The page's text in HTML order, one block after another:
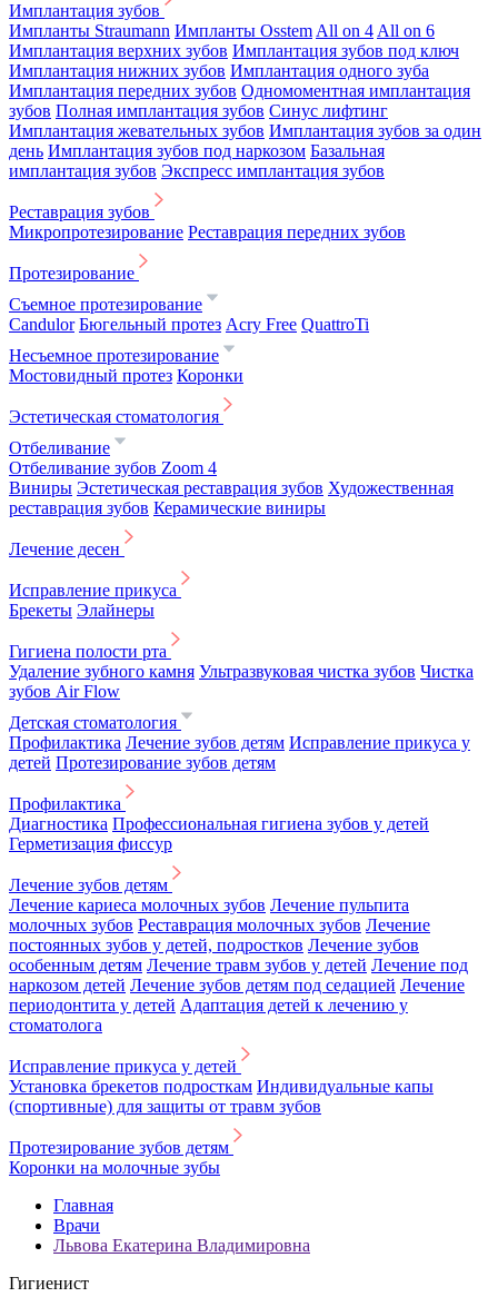
Имплантация зубов
Импланты Straumann Импланты Osstem All on 4 All on 6
Имплантация верхних зубов Имплантация зубов под ключ
Имплантация нижних зубов Имплантация одного зуба
Имплантация передних зубов Одномоментная имплантация
зубов Полная имплантация зубов Синус лифтинг
Имплантация жевательных зубов Имплантация зубов за один
день Имплантация зубов под наркозом Базальная
имплантация зубов Экспресс имплантация зубов
Реставрация зубов
Микропротезирование Реставрация передних зубов
Протезирование
Съемное протезирование
Candulor Бюгельный протез Acry Free QuattroTi
Несъемное протезирование
Мостовидный протез Коронки
Эстетическая стоматология
Отбеливание
Отбеливание зубов Zoom 4
Виниры Эстетическая реставрация зубов Художественная
реставрация зубов Керамические виниры
Лечение десен
Исправление прикуса
Брекеты Элайнеры
Гигиена полости рта
Удаление зубного камня Ультразвуковая чистка зубов Чистка
зубов Air Flow
Детская стоматология
Профилактика Лечение зубов детям Исправление прикуса у
детей Протезирование зубов детям
Профилактика
Диагностика Профессиональная гигиена зубов у детей
Герметизация фиссур
Лечение зубов детям
Лечение кариеса молочных зубов Лечение пульпита
молочных зубов Реставрация молочных зубов Лечение
постоянных зубов у детей, подростков Лечение зубов
особенным детям Лечение травм зубов у детей Лечение под
наркозом детей Лечение зубов детям под седацией Лечение
периодонтита у детей Адаптация детей к лечению у
стоматолога
Исправление прикуса у детей
Установка брекетов подросткам Индивидуальные капы
(спортивные) для защиты от травм зубов
Протезирование зубов детям
Коронки на молочные зубы
Главная
Врачи
Львова Екатерина Владимировна
Гигиенист